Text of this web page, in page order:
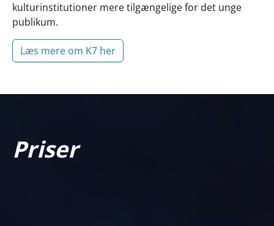
kulturinstitutioner mere tilgængelige for det unge
publikum.
Læs mere om K7 her
Priser